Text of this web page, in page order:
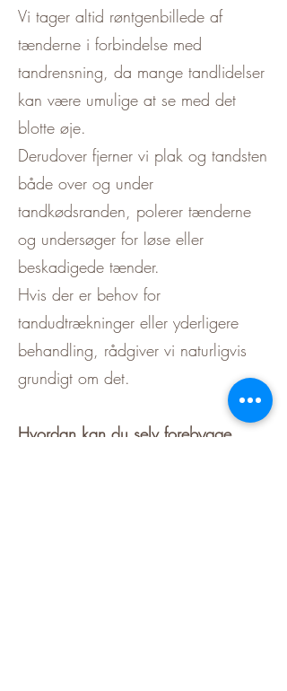
Vi tager altid røntgenbillede af
tænderne i forbindelse med
tandrensning, da mange tandlidelser
kan være umulige at se med det
blotte øje.
Derudover fjerner vi plak og tandsten
både over og under
tandkødsranden, polerer tænderne
og undersøger for løse eller
beskadigede tænder.
Hvis der er behov for
tandudtrækninger eller yderligere
behandling, rådgiver vi naturligvis
grundigt om det.
Hvordan kan du selv forebygge